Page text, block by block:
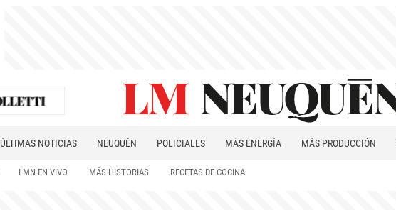
ÚLTIMAS NOTICIAS NEUQUÉN POLICIALES MÁS ENERGÍA MÁS PRODUCCIÓN
LMN EN VIVO MÁS HISTORIAS RECETAS DE COCINA